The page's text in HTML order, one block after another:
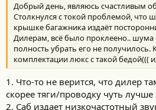
Добрый день, являюсь счастливым
Столкнулся с токой проблемой, что
крышке багажника издаёт
Дилерам, всё было проклеено..
полность убрать его не получилось.
комплектации люкс с такой бедой(((
1. Что-то не верится, что дилер
скорее тяги/проводку чуть лучше
2. Саб издает низкочастотный